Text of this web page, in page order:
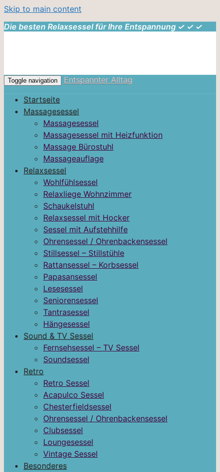
Skip to main content
Die besten Relaxsessel für Ihre Entspannung ✓ ✓ ✓
Toggle navigation
Entspannter Alltag
Startseite
Massagesessel
Massagesessel
Massagesessel mit Heizfunktion
Massage Bürostuhl
Massageauflage
Relaxsessel
Wohlfühlsessel
Relaxliege Wohnzimmer
Schaukelstuhl
Relaxsessel mit Hocker
Sessel mit Aufstehhilfe
Ohrensessel / Ohrenbackensessel
Stillsessel – Stillstühle
Rattansessel – Korbsessel
Papasansessel
Lesesessel
Seniorensessel
Tantrasessel
Hängesessel
Sound & TV Sessel
Fernsehsessel – TV Sessel
Soundsessel
Retro
Retro Sessel
Acapulco Sessel
Chesterfieldsessel
Ohrensessel / Ohrenbackensessel
Clubsessel
Loungesessel
Vintage Sessel
Besonderes